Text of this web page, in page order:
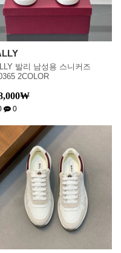
발리 남성용 스니커즈
2COLOR
₩
0